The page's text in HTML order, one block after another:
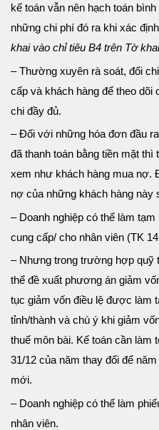
kế toán vẫn nên hạch toán
những chi phí đó ra khi xác
khai vào chỉ tiêu B4 trên Tờ
– Thường xuyên rà soát, đối
cấp và khách hàng để theo dõi
chi đầy đủ.
– Đối với những hóa đơn đầu
đã thanh toán bằng tiền mặt
xem như khách hàng mua nợ.
nợ của những khách hàng này
– Doanh nghiệp có thể làm
cung cấp/ cho nhân viên (TK
– Nhưng trong trường hợp quỹ
thể đề xuất phương án giảm
tục giảm vốn điều lệ được làm
tỉnh/thành và chú ý khi giảm
thuế môn bài. Kế toán cần làm
31/12 của năm thay đổi để
mới.
– Doanh nghiệp có thể làm
nhân viên.